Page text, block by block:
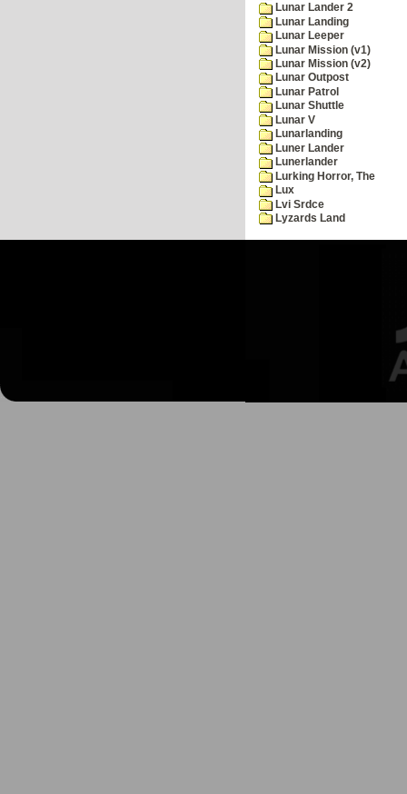
Lunar Lander 2
Lunar Landing
Lunar Leeper
Lunar Mission (v1)
Lunar Mission (v2)
Lunar Outpost
Lunar Patrol
Lunar Shuttle
Lunar V
Lunarlanding
Luner Lander
Lunerlander
Lurking Horror, The
Lux
Lvi Srdce
Lyzards Land